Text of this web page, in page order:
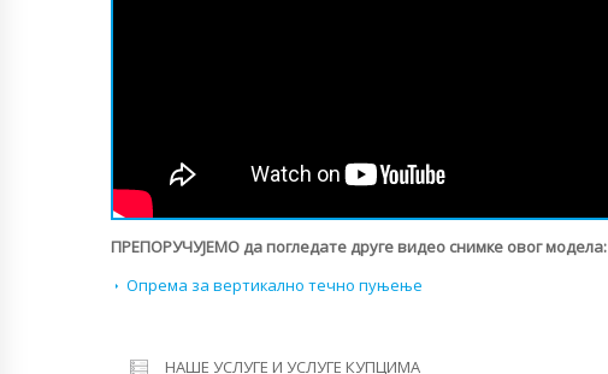
ПРЕПОРУЧУЈЕМО да погледате друге видео снимке овог модела:
Опрема за вертикално течно пуњење
НАШЕ УСЛУГЕ И УСЛУГЕ КУПЦИМА